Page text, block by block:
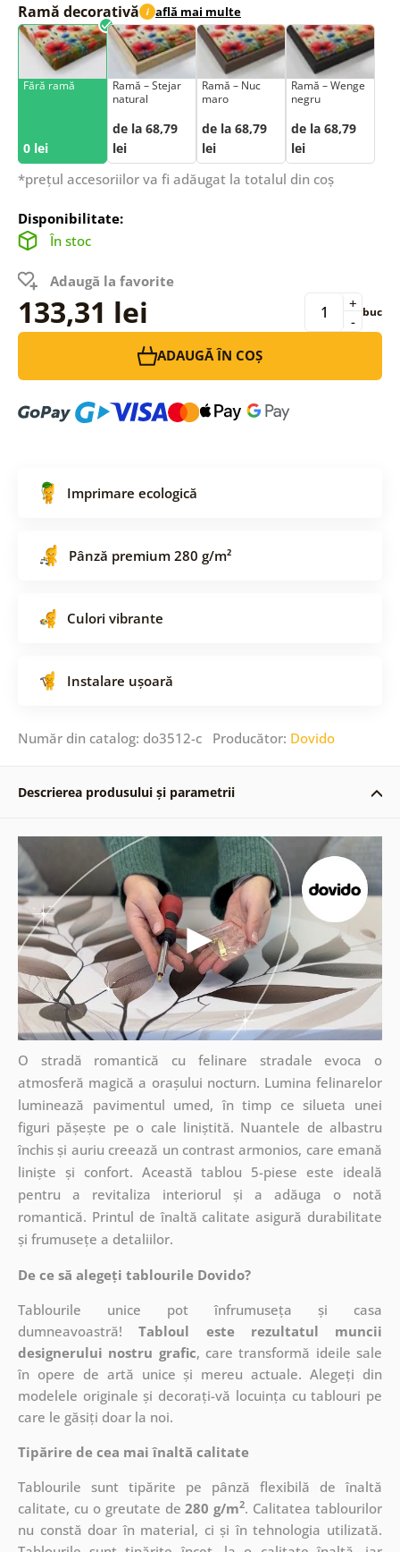
Ramă decorativă i află mai multe
Fără ramă
0 lei
Ramă – Stejar
natural
de la 68,79
lei
Ramă – Nuc
maro
de la 68,79
lei
Ramă – Wenge
negru
de la 68,79
lei
*prețul accesoriilor va fi adăugat la totalul din coș
Disponibilitate:
În stoc
Adaugă la favorite
133,31 lei -
+ buc
ADAUGĂ ÎN COȘ
Imprimare ecologică
Pânză premium 280 g/m²
Culori vibrante
Instalare ușoară
Număr din catalog: do3512-c Producător: Dovido
Descrierea produsului și parametrii
O stradă romantică cu felinare stradale evoca o
atmosferă magică a orașului nocturn. Lumina felinarelor
luminează pavimentul umed, în timp ce silueta unei
figuri pășește pe o cale liniștită. Nuantele de albastru
închis și auriu creează un contrast armonios, care emană
liniște și confort. Această tablou 5-piese este ideală
pentru a revitaliza interiorul și a adăuga o notă
romantică. Printul de înaltă calitate asigură durabilitate
și frumusețe a detaliilor.
De ce să alegeți tablourile Dovido?
Tablourile unice pot înfrumuseța și casa
dumneavoastră!Tabloul este rezultatul muncii
designerului nostru grafic, caretransformă ideile sale
în opere de artă unice și mereu actuale. Alegeți din
modelele originale și decorați-vă locuința cu tablouri pe
care le găsiți doar la noi.
Tipărire de cea mai înaltă calitate
Tablourile sunt tipărite pe pânză flexibilă de înaltă
calitate, cu o greutate de280 g/m2. Calitatea tablourilor
nu constă doar în material, ci și în tehnologia utilizată.